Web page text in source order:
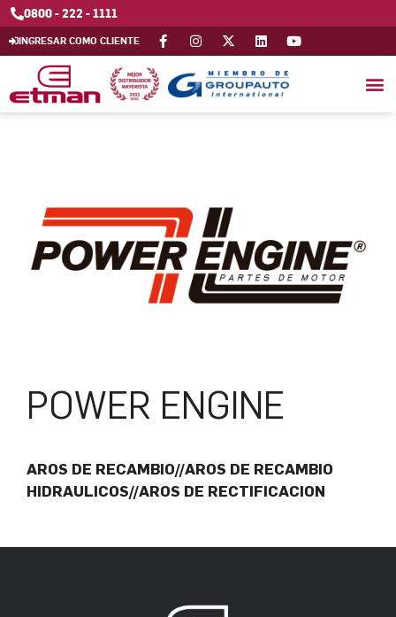
0800 - 222 - 1111
INGRESAR COMO CLIENTE
POWER ENGINE
AROS DE RECAMBIO//AROS DE RECAMBIO
HIDRAULICOS//AROS DE RECTIFICACION